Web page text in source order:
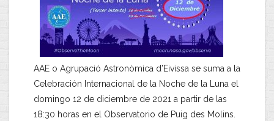
AAE o Agrupació Astronòmica d’Eivissa se suma a la
Celebración Internacional de la Noche de la Luna el
domingo 12 de diciembre de 2021 a partir de las
18:30 horas en el Observatorio de Puig des Molins.